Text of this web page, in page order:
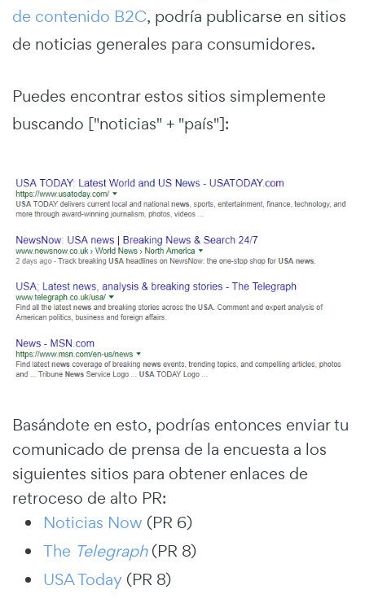
de contenido B2C, podría publicarse en sitios
de noticias generales para consumidores.
Puedes encontrar estos sitios simplemente
buscando ["noticias" + "país"]:
Basándote en esto, podrías entonces enviar tu
comunicado de prensa de la encuesta a los
siguientes sitios para obtener enlaces de
retroceso de alto PR:
Noticias Now (PR 6)
The Telegraph(PR 8)
USA Today (PR 8)